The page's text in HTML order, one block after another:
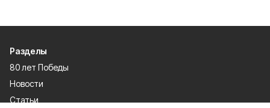
Разделы
80 лет Победы
Новости
Статьи